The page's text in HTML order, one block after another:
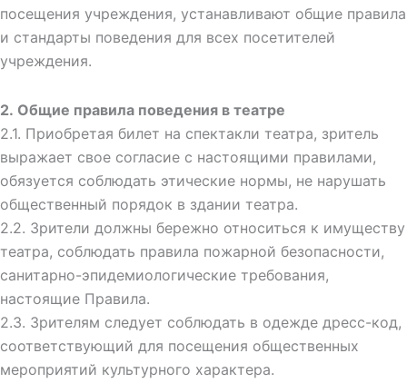
посещения учреждения, устанавливают общие правила
и стандарты поведения для всех посетителей
учреждения.
2. Общие правила поведения в театре
2.1. Приобретая билет на спектакли театра, зритель
выражает свое согласие с настоящими правилами,
обязуется соблюдать этические нормы, не нарушать
общественный порядок в здании театра.
2.2. Зрители должны бережно относиться к имуществу
театра, соблюдать правила пожарной безопасности,
санитарно-эпидемиологические требования,
настоящие Правила.
2.3. Зрителям следует соблюдать в одежде дресс-код,
соответствующий для посещения общественных
мероприятий культурного характера.